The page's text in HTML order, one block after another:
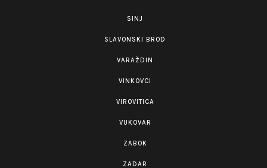
SINJ
SLAVONSKI BROD
VARAŽDIN
VINKOVCI
VIROVITICA
VUKOVAR
ZABOK
ZADAR